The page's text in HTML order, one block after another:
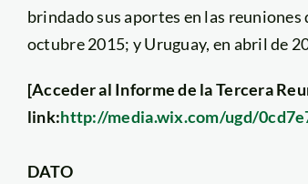
brindado sus aportes en las reuniones
octubre 2015; y Uruguay, en abril de
[Acceder al Informe de la Tercera
link:http://media.wix.com/ugd/
DATO